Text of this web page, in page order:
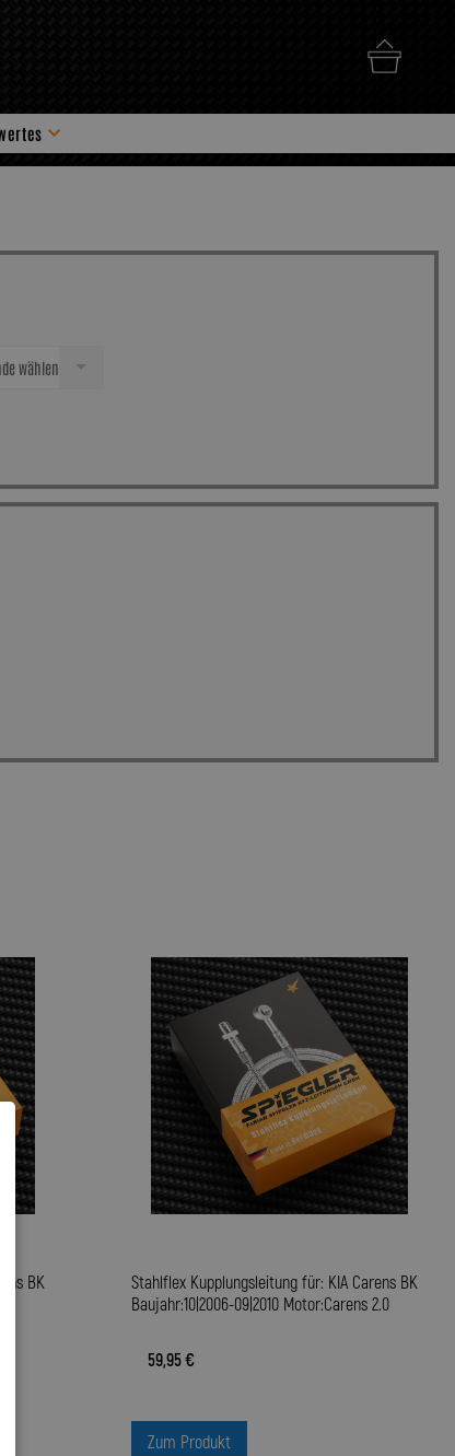
wählen
BK
Stahlflex Kupplungsleitung für: KIA Carens BK
Baujahr:10|2006-09|2010 Motor:Carens 2.0
59,95 €
Zum Produkt